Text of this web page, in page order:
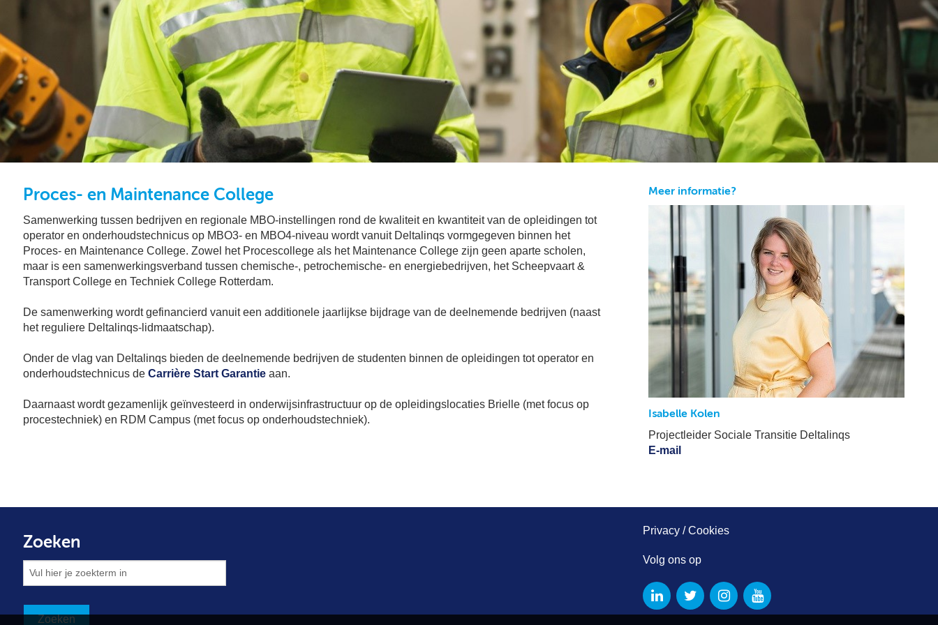
Proces- en Maintenance College
Samenwerking tussen bedrijven en regionale MBO-instellingen rond de kwaliteit en kwantiteit van de opleidingen tot
operator en onderhoudstechnicus op MBO3- en MBO4-niveau wordt vanuit Deltalinqs vormgegeven binnen het
Proces- en Maintenance College. Zowel het Procescollege als het Maintenance College zijn geen aparte scholen,
maar is een samenwerkingsverband tussen chemische-, petrochemische- en energiebedrijven, het Scheepvaart &
Transport College en Techniek College Rotterdam.
De samenwerking wordt gefinancierd vanuit een additionele jaarlijkse bijdrage van de deelnemende bedrijven (naast
het reguliere Deltalinqs-lidmaatschap).
Onder de vlag van Deltalinqs bieden de deelnemende bedrijven de studenten binnen de opleidingen tot operator en
onderhoudstechnicus de Carrière Start Garantie aan.
Daarnaast wordt gezamenlijk geïnvesteerd in onderwijsinfrastructuur op de opleidingslocaties Brielle (met focus op
procestechniek) en RDM Campus (met focus op onderhoudstechniek).
Meer informatie?
Isabelle Kolen
Projectleider Sociale Transitie Deltalinqs
E-mail
Zoeken
Privacy / Cookies
Volg ons op